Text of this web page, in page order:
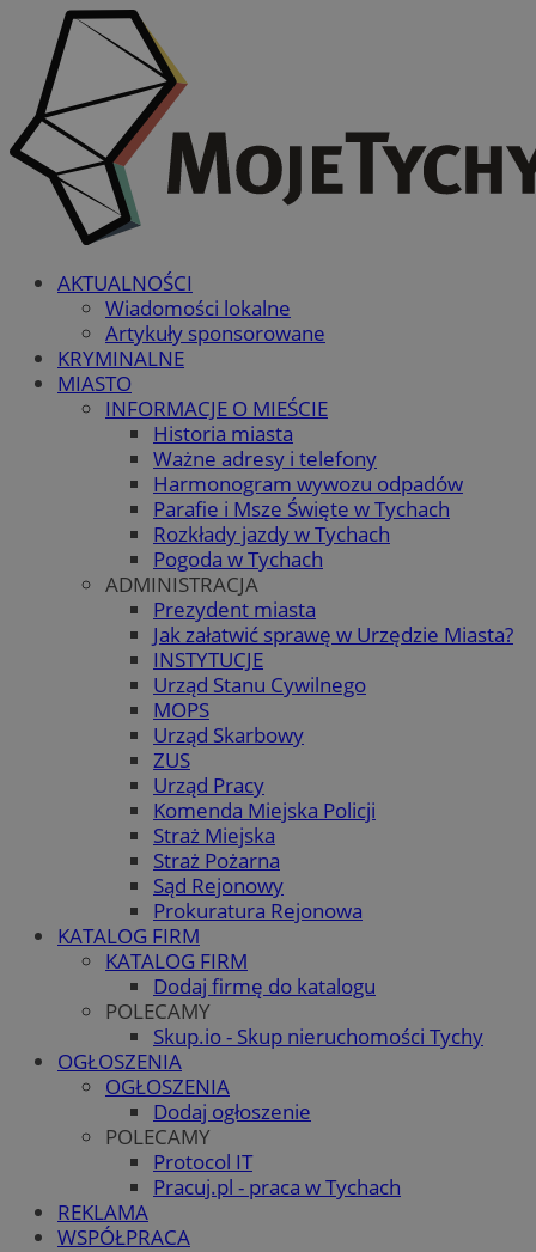
AKTUALNOŚCI
Wiadomości lokalne
Artykuły sponsorowane
KRYMINALNE
MIASTO
INFORMACJE O MIEŚCIE
Historia miasta
Ważne adresy i telefony
Harmonogram wywozu odpadów
Parafie i Msze Święte w Tychach
Rozkłady jazdy w Tychach
Pogoda w Tychach
ADMINISTRACJA
Prezydent miasta
Jak załatwić sprawę w Urzędzie Miasta?
INSTYTUCJE
Urząd Stanu Cywilnego
MOPS
Urząd Skarbowy
ZUS
Urząd Pracy
Komenda Miejska Policji
Straż Miejska
Straż Pożarna
Sąd Rejonowy
Prokuratura Rejonowa
KATALOG FIRM
KATALOG FIRM
Dodaj firmę do katalogu
POLECAMY
Skup.io - Skup nieruchomości Tychy
OGŁOSZENIA
OGŁOSZENIA
Dodaj ogłoszenie
POLECAMY
Protocol IT
Pracuj.pl - praca w Tychach
REKLAMA
WSPÓŁPRACA